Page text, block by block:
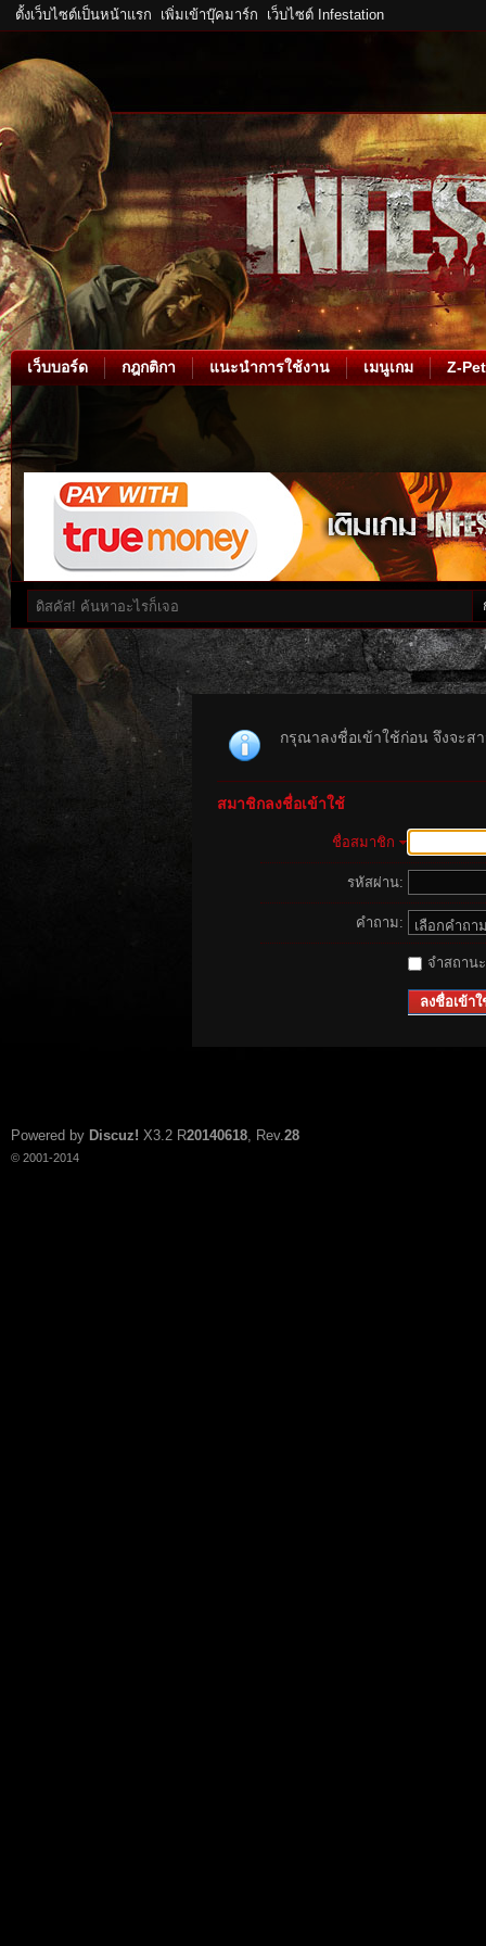
ตั้งเว็บไซต์เป็นหน้าแรก เพิ่มเข้าบุ๊คมาร์ก เว็บไซต์ Infestation
เว็บบอร์ด กฎกติกา แนะนำการใช้งาน เมนูเกม Z-Pet
กรุณาลงชื่อเข้าใช้ก่อน จึงจะส
สมาชิกลงชื่อเข้าใช้
ชื่อสมาชิก
รหัสผ่าน:
คำถาม:
จำสถาน
ลงชื่อเข้าใ
Powered by Discuz! X3.2 R20140618, Rev.28
© 2001-2014